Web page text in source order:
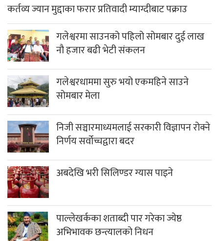
कर्तव्य ज्यान मुद्दाका फरार प्रतिवादी म्याग्दीबाट पक्राउ
गलेश्वरमा साउनको पहिलो सोमबार दुई लाख
नौ हजार बढी भेटी संकलन
गलेश्वरधाममा सुरु भयो एकमहिने साउने
सोमबार मेला
निजी सञ्चारमाध्यमलाई सरकारी विज्ञापन रोक्ने
निर्णय सर्वोच्चद्वारा बदर
अबदेखि भरी सिलिण्डर ग्यास पाइने
पाल्लेखर्कका शताब्दी पार गरेका ज्येष्ठ
अभिभावक छन्त्यालको निधन